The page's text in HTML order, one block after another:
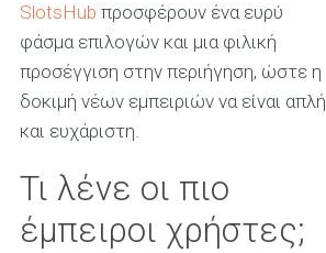
SlotsHub προσφέρουν ένα ευρύ
φάσμα επιλογών και μια φιλική
προσέγγιση στην περιήγηση, ώστε η
δοκιμή νέων εμπειριών να είναι απλή
και ευχάριστη.
Τι λένε οι πιο
έμπειροι χρήστες;